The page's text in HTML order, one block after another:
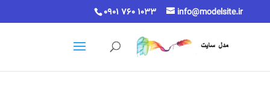
0901 760 1033 info@modelsite.ir